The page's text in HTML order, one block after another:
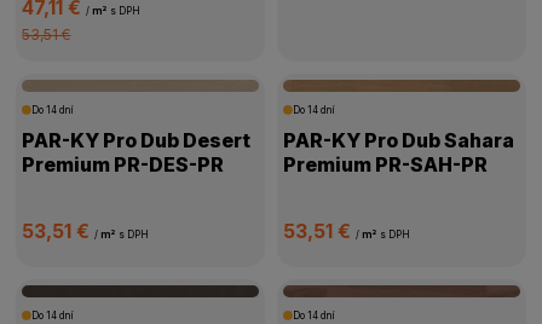
47,11 €/ m² s DPH
53,51 €
Do 14 dní
PAR-KY Pro Dub Desert
Premium PR-DES-PR
53,51 €/ m² s DPH
Do 14 dní
PAR-KY Pro Dub Sahara
Premium PR-SAH-PR
53,51 € / m² s DPH
Do 14 dní Do 14 dní